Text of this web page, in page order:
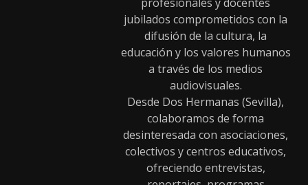
jubilados comprometidos con la
difusión de la cultura, la
educación y los valores humanos
a través de los medios
audiovisuales.
Desde Dos Hermanas (Sevilla),
colaboramos de forma
desinteresada con asociaciones,
colectivos y centros educativos,
ofreciendo entrevistas,